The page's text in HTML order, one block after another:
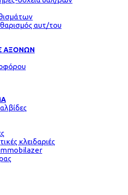
αυτ/του
ΑΞΟΝΩΝ
κλειδαριές
immobilazer